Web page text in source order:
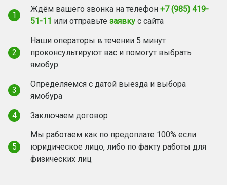
1
Ждём вашего звонка на телефон +7 (985) 419-
51-11 или отправьте заявку с сайта
2
Наши операторы в течении 5 минут
проконсультируют вас и помогут выбрать
ямобур
3
Определяемся с датой выезда и выбора
ямобура
4
Заключаем договор
5
Мы работаем как по предоплате 100% если
юридическое лицо, либо по факту работы для
физических лиц